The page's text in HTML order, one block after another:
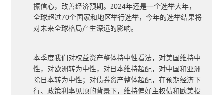
振信心，改善经济预期。 2024年还是一个选举大年，
全球超过70个国家和地区举行选举，今年的选举结果将
对未来全球格局产生深远的影响。
本季度我们对权益资产整体持中性看法，对美国维持中
性，对欧洲转为中性，对日本维持超配，对中国和亚洲
除日本转为中性；对债券资产整体超配，在预期经济下
行、政策利率见顶的背景下，维持偏好主权债和欧美投